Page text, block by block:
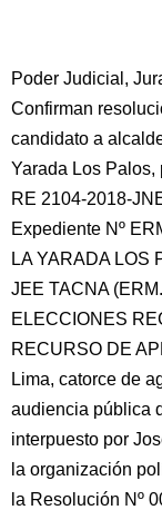
Poder Judicial,
Confirman
candidato a
Yarada Los Palos,
RE 2104-2018-
Expediente Nº
LA YARADA LOS
JEE TACNA
ELECCIONES
RECURSO DE
Lima, catorce de
audiencia pública
interpuesto por
la organización
la Resolución Nº